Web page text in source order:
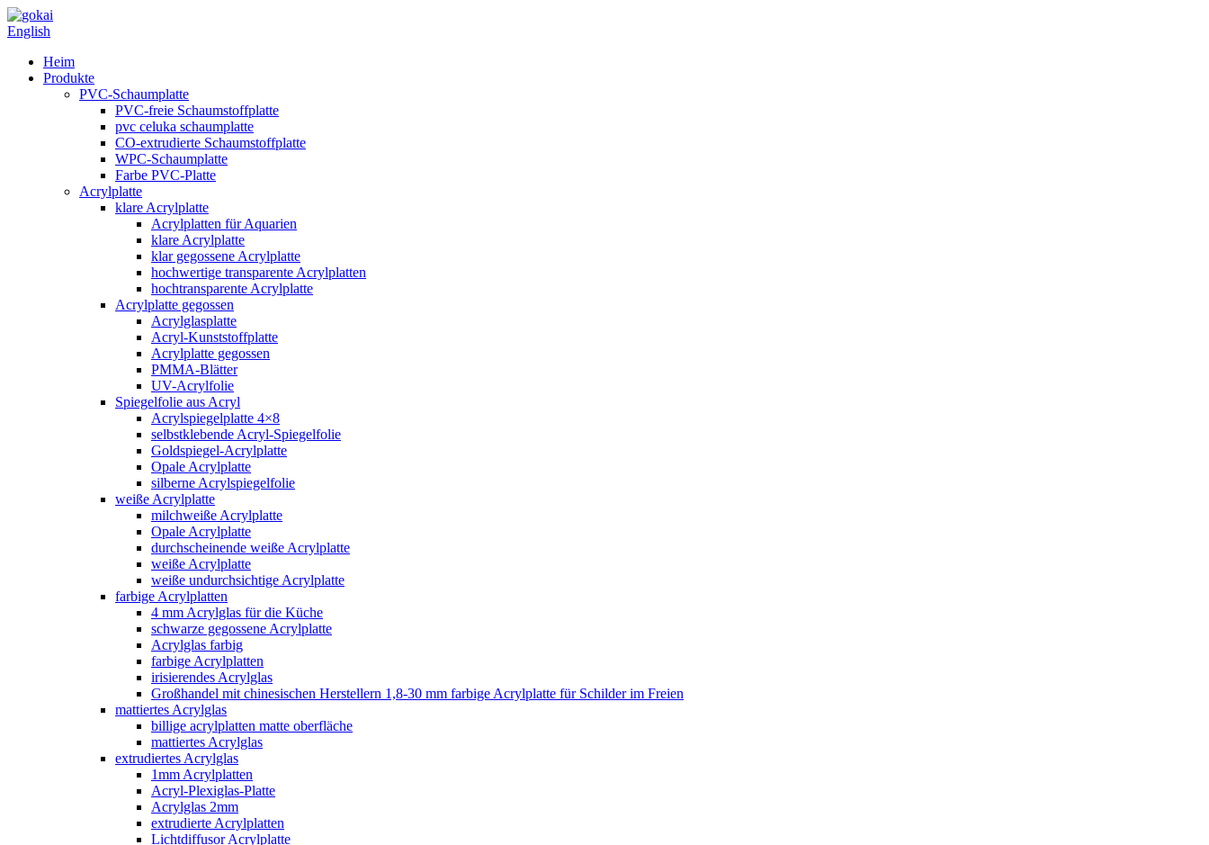
English
Heim
Produkte
PVC-Schaumplatte
PVC-freie Schaumstoffplatte
pvc celuka schaumplatte
CO-extrudierte Schaumstoffplatte
WPC-Schaumplatte
Farbe PVC-Platte
Acrylplatte
klare Acrylplatte
Acrylplatten für Aquarien
klare Acrylplatte
klar gegossene Acrylplatte
hochwertige transparente Acrylplatten
hochtransparente Acrylplatte
Acrylplatte gegossen
Acrylglasplatte
Acryl-Kunststoffplatte
Acrylplatte gegossen
PMMA-Blätter
UV-Acrylfolie
Spiegelfolie aus Acryl
Acrylspiegelplatte 4×8
selbstklebende Acryl-Spiegelfolie
Goldspiegel-Acrylplatte
Opale Acrylplatte
silberne Acrylspiegelfolie
weiße Acrylplatte
milchweiße Acrylplatte
Opale Acrylplatte
durchscheinende weiße Acrylplatte
weiße Acrylplatte
weiße undurchsichtige Acrylplatte
farbige Acrylplatten
4 mm Acrylglas für die Küche
schwarze gegossene Acrylplatte
Acrylglas farbig
farbige Acrylplatten
irisierendes Acrylglas
Großhandel mit chinesischen Herstellern 1,8-30 mm farbige Acrylplatte für Schilder im Freien
mattiertes Acrylglas
billige acrylplatten matte oberfläche
mattiertes Acrylglas
extrudiertes Acrylglas
1mm Acrylplatten
Acryl-Plexiglas-Platte
Acrylglas 2mm
extrudierte Acrylplatten
Lichtdiffusor Acrylplatte